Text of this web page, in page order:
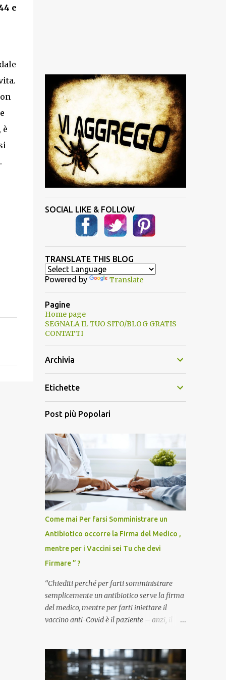
e
è
SOCIAL LIKE & FOLLOW
TRANSLATE THIS BLOG
Powered by Translate
Pagine
Home page
SEGNALA IL TUO SITO/BLOG GRATIS
CONTATTI
Archivia
Etichette
Post più Popolari
Come mai Per farsi Somministrare un
Antibiotico occorre la Firma del Medico ,
mentre per i Vaccini sei Tu che devi
Firmare ” ?
“Chiediti perché per farti somministrare
semplicemente un antibiotico serve la firma
del medico, mentre per farti iniettare il
vaccino anti-Covid è il paziente – anzi, il
domanda tanto semplice quanto devastante
quella posta dal dottor Andrea Stramezzi,